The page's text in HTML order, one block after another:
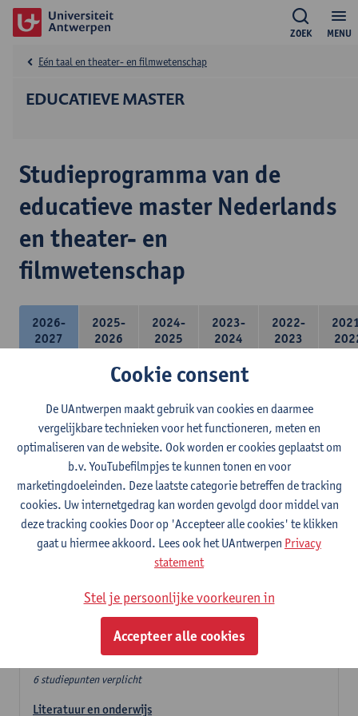
MENU
ZOEK
EDUCATIEVE MASTER
Eén taal en theater- en filmwetenschap
Studieprogramma van de
educatieve master Nederlands
en theater- en
filmwetenschap
2026-
2027
2025-
2026
2024-
2025
2023-
2024
2022-
2023
- Optie A : je kiest twee vakdidactieken
- Optie B: je kiest één vakdidactiek en een profilering
In de domeincomponent neem je 60 studiepunten op:
- 1 verplicht algemeen opleidingsonderdeel van 6 studiepunten,
- 24 of 30 studiepunten Nederlands en telkens minimum 6
studiepunten per deeldomein,
- 24 of 30 studiepunten theater- en filmwetenschap.
Verplicht algemeen opleidingsonderdeel
Deze 6 verplichte studiepunten tellen mee in de
domeincomponent van een van de gekozen talen.
Verplicht algemeen opleidingsonderdeel
6 studiepunten verplicht
Literatuur en onderwijs
Cookie consent
De UAntwerpen maakt gebruik van cookies en daarmee
vergelijkbare technieken voor het functioneren, meten en
optimaliseren van de website. Ook worden er cookies geplaatst om
b.v. YouTubefilmpjes te kunnen tonen en voor
marketingdoeleinden. Deze laatste categorie betreffen de tracking
cookies. Uw internetgedrag kan worden gevolgd door middel van
deze tracking cookies Door op 'Accepteer alle cookies' te klikken
gaat u hiermee akkoord. Lees ook het UAntwerpen Privacy
statement
Stel je persoonlijke voorkeuren in
Accepteer alle cookies